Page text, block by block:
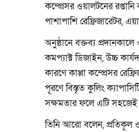
কম্প্রেসর ওয়ালটনের
পাশাপাশি রেফ্রিজারেটর,
অনুষ্ঠানে বক্তব্য
কমপ্যাক্ট ডিজাইন, উচ্চ
কারণে কাপ্পা কম্প্রেসর
পূরণে বিস্তৃত কুলিং
সক্ষমতার ফলে এটি সহজেই
তিনি আরো বলেন, প্রতিকূল ও